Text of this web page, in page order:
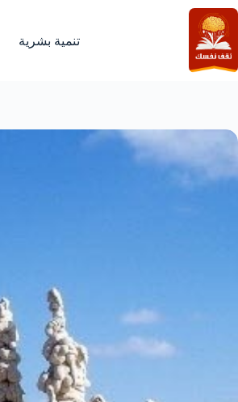
التجاوز
إلى
المحتوى
تنمية بشرية